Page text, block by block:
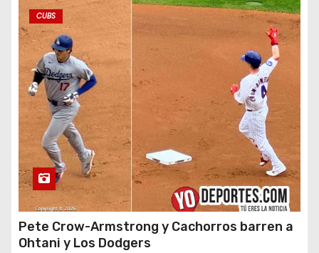
CUBS
Pete Crow-Armstrong y Cachorros barren a
Ohtani y Los Dodgers